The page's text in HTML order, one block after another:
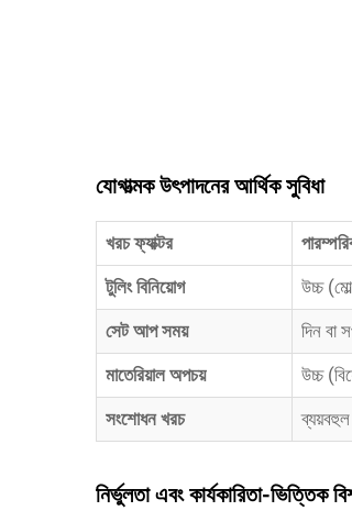
যোগাত্মক উৎপাদনের আর্থিক সুবিধা
খরচ ফ্যাক্টর
টুলিং বিনিয়োগ
উচ্চ
সেট আপ সময়
দিন বা
মাতেরিয়াল অপচয়
উচ্চ
সংশোধন খরচ
ব্যয়বহুল
নির্ভুলতা এবং কার্যকারিতা-ভিত্তিক